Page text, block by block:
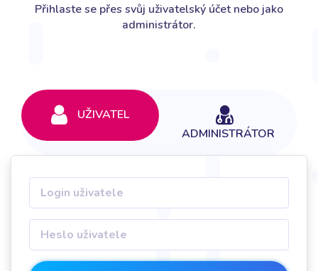
Přihlaste se přes svůj uživatelský účet nebo jako
administrátor.
UŽIVATEL
ADMINISTRÁTOR